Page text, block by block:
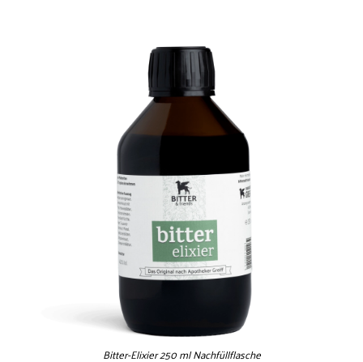
Bitter-Elixier 250 ml Nachfüllflasche